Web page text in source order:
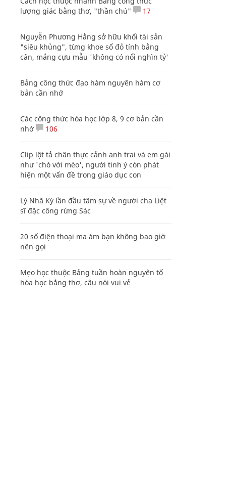
lượng giác bằng thơ, "thần chú"
17
Nguyễn Phương Hằng sở hữu khối tài sản
"siêu khủng", từng khoe sổ đỏ tính bằng
cân, mắng cựu mẫu 'không có nổi nghìn tỷ'
Bảng công thức đạo hàm nguyên hàm cơ
bản cần nhớ
Các công thức hóa học lớp 8, 9 cơ bản cần
nhớ
106
Clip lột tả chân thực cảnh anh trai và em gái
như 'chó với mèo', người tinh ý còn phát
hiện một vấn đề trong giáo dục con
Lý Nhã Kỳ lần đầu tâm sự về người cha Liệt
sĩ đặc công rừng Sác
20 số điện thoại ma ám bạn không bao giờ
nên gọi
Mẹo học thuộc Bảng tuần hoàn nguyên tố
hóa học bằng thơ, câu nói vui vẻ